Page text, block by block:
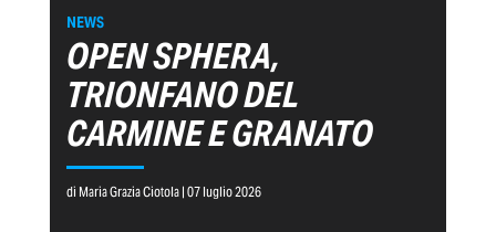
NEWS
OPEN SPHERA,
TRIONFANO DEL
CARMINE E GRANATO
di Maria Grazia Ciotola | 07 luglio 2026